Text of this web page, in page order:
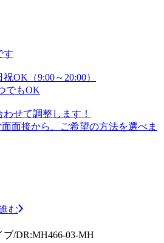
す
OK（9:00～20:00）
でもOK
せて調整します！
面接から、ご希望の方法を選べま
む
/DR:MH466-03-MH